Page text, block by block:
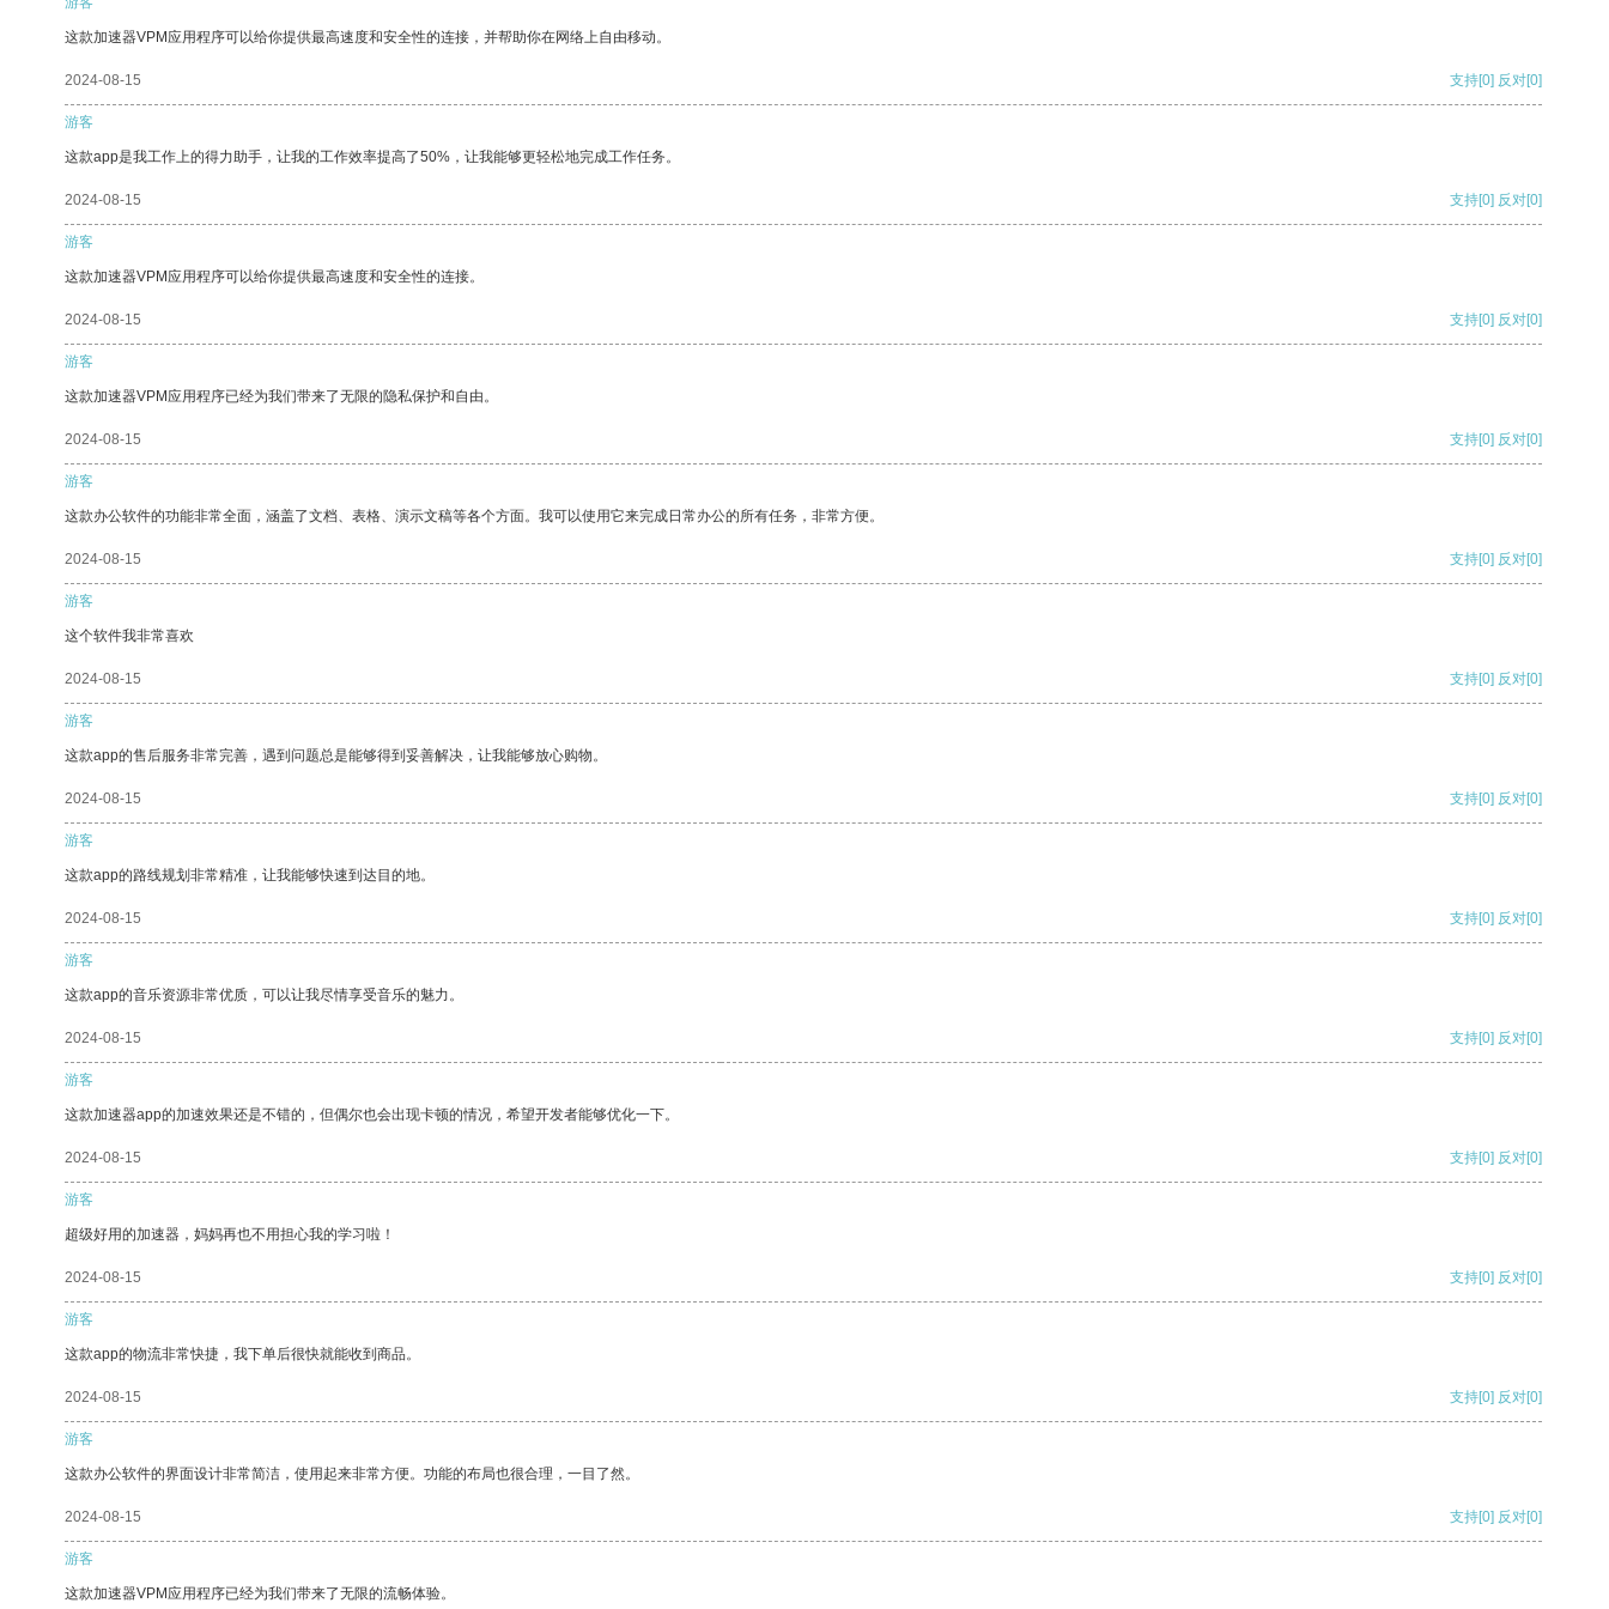
这款加速器VPM应用程序可以给你提供最高速度和安全性的连接，并帮助你在网络上自由移动。
2024-08-15 支持[0] 反对[0]
游客
这款app是我工作上的得力助手，让我的工作效率提高了50%，让我能够更轻松地完成工作任务。
2024-08-15 支持[0] 反对[0]
游客
这款加速器VPM应用程序可以给你提供最高速度和安全性的连接。
2024-08-15 支持[0] 反对[0]
游客
这款加速器VPM应用程序已经为我们带来了无限的隐私保护和自由。
2024-08-15 支持[0] 反对[0]
游客
这款办公软件的功能非常全面，涵盖了文档、表格、演示文稿等各个方面。我可以使用它来完成日常办公的所有任务，非常方便。
2024-08-15 支持[0] 反对[0]
游客
这个软件我非常喜欢
2024-08-15 支持[0] 反对[0]
游客
这款app的售后服务非常完善，遇到问题总是能够得到妥善解决，让我能够放心购物。
2024-08-15 支持[0] 反对[0]
游客
这款app的路线规划非常精准，让我能够快速到达目的地。
2024-08-15 支持[0] 反对[0]
游客
这款app的音乐资源非常优质，可以让我尽情享受音乐的魅力。
2024-08-15 支持[0] 反对[0]
游客
这款加速器app的加速效果还是不错的，但偶尔也会出现卡顿的情况，希望开发者能够优化一下。
2024-08-15 支持[0] 反对[0]
游客
超级好用的加速器，妈妈再也不用担心我的学习啦！
2024-08-15 支持[0] 反对[0]
游客
这款app的物流非常快捷，我下单后很快就能收到商品。
2024-08-15 支持[0] 反对[0]
游客
这款办公软件的界面设计非常简洁，使用起来非常方便。功能的布局也很合理，一目了然。
2024-08-15 支持[0] 反对[0]
游客
这款加速器VPM应用程序已经为我们带来了无限的流畅体验。